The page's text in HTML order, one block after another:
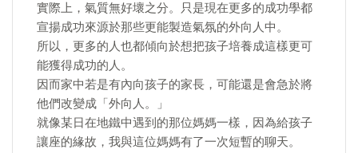
實際上，氣質無好壞之分。只是現在更多的成功學都
宣揚成功來源於那些更能製造氣氛的外向人中。
所以，更多的人也都傾向於想把孩子培養成這樣更可
能獲得成功的人。
因而家中若是有內向孩子的家長，可能還是會急於將
他們改變成「外向人。」
就像某日在地鐵中遇到的那位媽媽一樣，因為給孩子
讓座的緣故，我與這位媽媽有了一次短暫的聊天。